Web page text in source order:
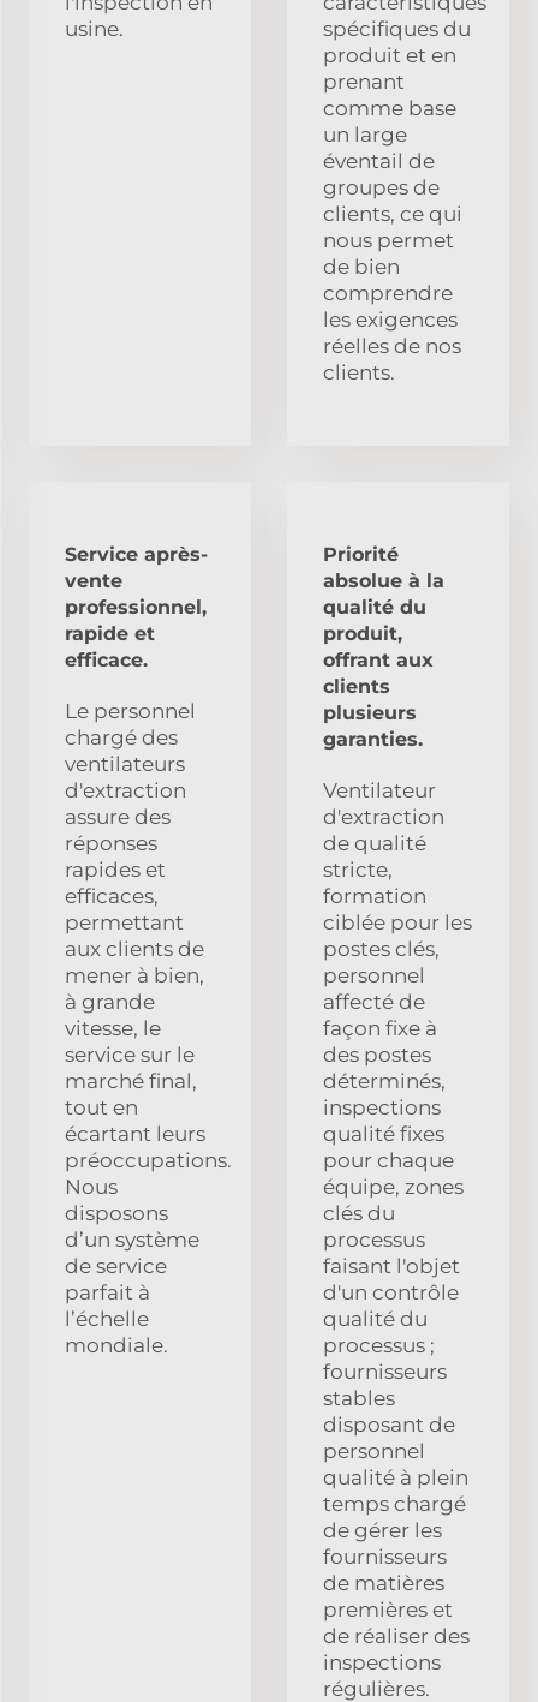
usine.
spécifiques du
produit et en
prenant
comme base
un large
éventail de
groupes de
clients, ce qui
nous permet
de bien
comprendre
les exigences
réelles de nos
clients.
Service après-
vente
professionnel,
rapide et
efficace.
Le personnel
chargé des
ventilateurs
d'extraction
assure des
réponses
rapides et
efficaces,
permettant
aux clients de
mener à bien,
à grande
vitesse, le
service sur le
marché final,
tout en
écartant leurs
préoccupations.
Nous
disposons
d’un système
de service
parfait à
l’échelle
mondiale.
Priorité
absolue à la
qualité du
produit,
offrant aux
clients
plusieurs
garanties.
Ventilateur
d'extraction
de qualité
stricte,
formation
ciblée pour les
postes clés,
personnel
affecté de
façon fixe à
des postes
déterminés,
inspections
qualité fixes
pour chaque
équipe, zones
clés du
processus
faisant l'objet
d'un contrôle
qualité du
processus ;
fournisseurs
stables
disposant de
personnel
qualité à plein
temps chargé
de gérer les
fournisseurs
de matières
premières et
de réaliser des
inspections
régulières.